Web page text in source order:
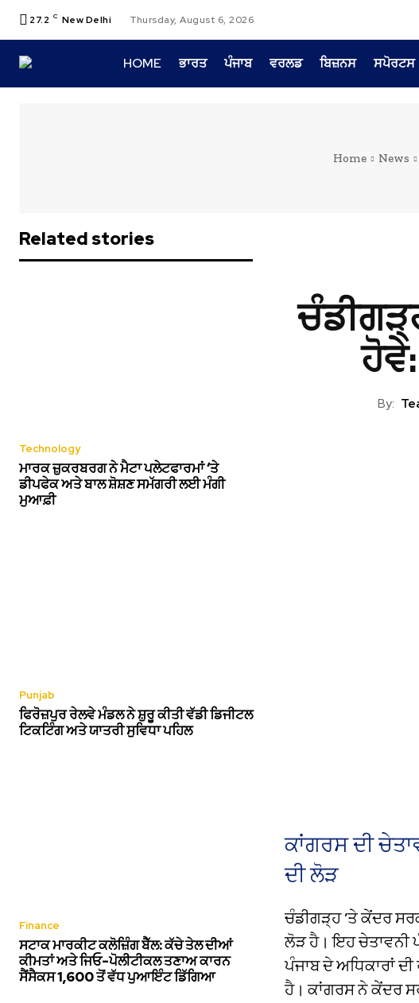
27.2 C New Delhi Thursday, August 6, 2026
HOME ਭਾਰਤ ਪੰਜਾਬ ਵਰਲਡ ਬਿਜ਼ਨਸ ਸਪੋਰਟਸ
Home News
Related stories
Technology
ਮਾਰਕ ਜ਼ੁਕਰਬਰਗ ਨੇ ਮੈਟਾ ਪਲੇਟਫਾਰਮਾਂ ‘ਤੇ
ਡੀਪਫੇਕ ਅਤੇ ਬਾਲ ਸ਼ੋਸ਼ਣ ਸਮੱਗਰੀ ਲਈ ਮੰਗੀ
ਮੁਆਫ਼ੀ
Punjab
ਫਿਰੋਜ਼ਪੁਰ ਰੇਲਵੇ ਮੰਡਲ ਨੇ ਸ਼ੁਰੂ ਕੀਤੀ ਵੱਡੀ ਡਿਜੀਟਲ
ਟਿਕਟਿੰਗ ਅਤੇ ਯਾਤਰੀ ਸੁਵਿਧਾ ਪਹਿਲ
Finance
ਸਟਾਕ ਮਾਰਕੀਟ ਕਲੋਜ਼ਿੰਗ ਬੈੱਲ: ਕੱਚੇ ਤੇਲ ਦੀਆਂ
ਕੀਮਤਾਂ ਅਤੇ ਜਿਓ-ਪੋਲੀਟੀਕਲ ਤਣਾਅ ਕਾਰਨ
ਸੈਂਸੈਕਸ 1,600 ਤੋਂ ਵੱਧ ਪੁਆਇੰਟ ਡਿੱਗਿਆ
By:
ਕਾਂਗਰਸ ਦੀ
ਦੀ ਲੋੜ
ਚੰਡੀਗੜ੍ਹ ‘ਤੇ ਕੇਂਦਰ
ਲੋੜ ਹੈ। ਇਹ ਚੇਤਾਵਨੀ
ਪੰਜਾਬ ਦੇ ਅਧਿਕਾਰਾਂ
ਹੈ। ਕਾਂਗਰਸ ਨੇ ਕੇਂਦਰ